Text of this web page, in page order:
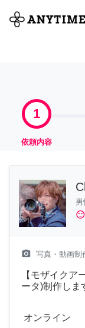
全て
1
依頼内容
男
sentiment_satisfied
camera_alt 写真・動画制
【モザイクア
ータ)制作しま
オンライン